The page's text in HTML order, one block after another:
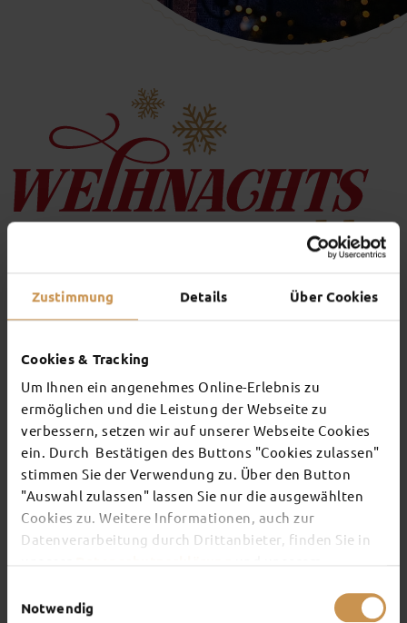
Zustimmung Details Über Cookies
Cookies & Tracking
Um Ihnen ein angenehmes Online-Erlebnis zu
ermöglichen und die Leistung der Webseite zu
verbessern, setzen wir auf unserer Webseite Cookies
ein. Durch Bestätigen des Buttons "Cookies zulassen"
stimmen Sie der Verwendung zu. Über den Button
"Auswahl zulassen" lassen Sie nur die ausgewählten
Cookies zu. Weitere Informationen, auch zur
Datenverarbeitung durch Drittanbieter, finden Sie in
Notwendig
Von überall aus gut erreichbar
Entspannt zum Fuldaer
Weihnachtsmarkt anreisen
In der Mitte Deutschlands gelegen, ist Fulda hervorragend mit
öffentlichen Verkehrsmitteln wie Bahn und Bus erreichbar und
bietet auch für die Anreise mit dem eigenen Pkw zahlreiche
Parkmöglichkeiten.